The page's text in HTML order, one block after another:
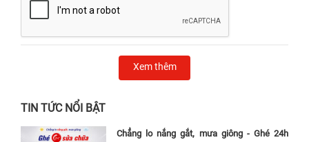
Xem thêm
TIN TỨC NỔI BẬT
Chẳng lo nắng gắt, mưa giông - Ghé 24h